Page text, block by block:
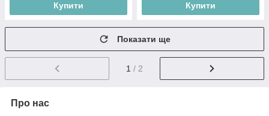
Купити Купити
Показати ще
1 / 2
Про нас